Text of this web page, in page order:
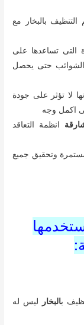
بالبخار مع
التى تساعدها على
الشوائب حتى يحصل
لا تؤثر على جودة
اكمل وجه
انظمة التعاقد
وتحقيق جميع
بالبخار
ليس له